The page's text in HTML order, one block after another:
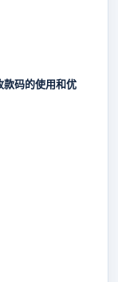
款码的使用和优